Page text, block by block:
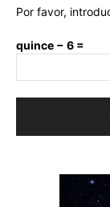
Por favor,
quince − 6 =